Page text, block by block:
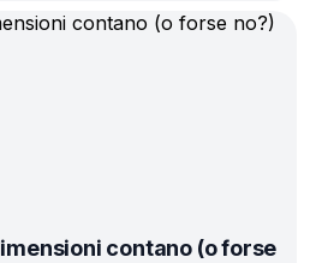
contano (o forse